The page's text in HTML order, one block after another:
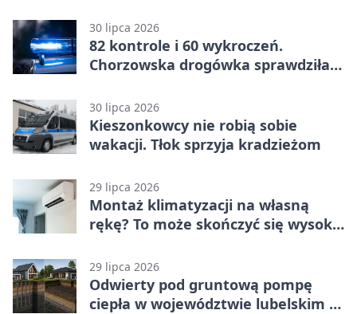
30 lipca 2026
82 kontrole i 60 wykroczeń.
Chorzowska drogówka sprawdziła
30 lipca 2026
Kieszonkowcy nie robią sobie
wakacji. Tłok sprzyja kradzieżom
29 lipca 2026
Montaż klimatyzacji na własną
rękę? To może skończyć się wysoką
29 lipca 2026
Odwierty pod gruntową pompę
ciepła w województwie lubelskim -